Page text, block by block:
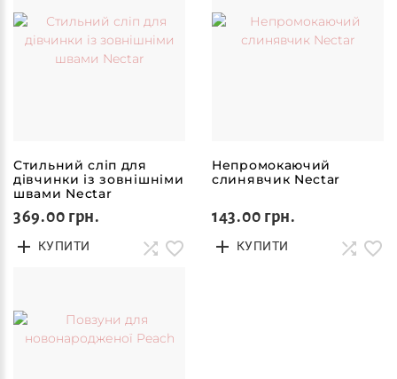
Стильний сліп для
дівчинки із зовнішніми
швами Nectar
369.00 грн.
КУПИТИ
Непромокаючий
слинявчик Nectar
143.00 грн.
КУПИТИ